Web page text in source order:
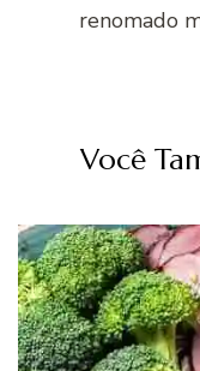
renomado
Você